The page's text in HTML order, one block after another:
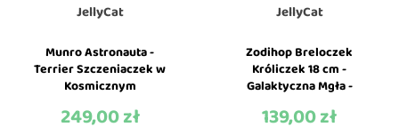
JellyCat
Munro Astronauta -
Terrier Szczeniaczek w
Kosmicznym
Maskotka Przytulanka...
Cena
249,00 zł
JellyCat
Zodihop Breloczek
Króliczek 18 cm -
Galaktyczna Mgła -
Brelok Charms - JellyCat
Cena
139,00 zł